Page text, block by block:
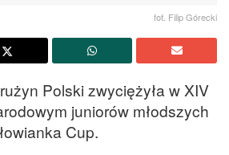
fot. Filip Górecki
Polski zwyciężyła w XIV
juniorów młodszych
Cup.